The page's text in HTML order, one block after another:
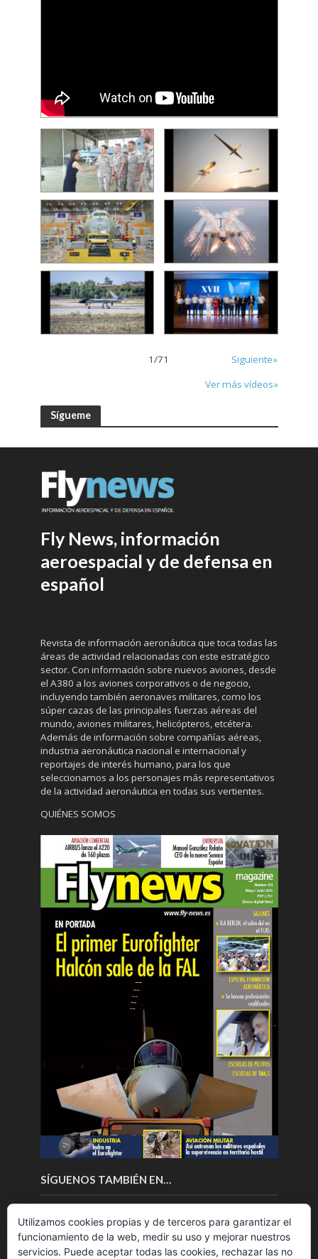
1/71
Siguiente»
Ver más vídeos»
Sígueme
Fly News, información
aeroespacial y de defensa en
español
Revista de información aeronáutica que toca todas las
áreas de actividad relacionadas con este estratégico
sector. Con información sobre nuevos aviones, desde
el A380 a los aviones corporativos o de negocio,
incluyendo también aeronaves militares, como los
súper cazas de las principales fuerzas aéreas del
mundo, aviones militares, helicópteros, etcétera.
Además de información sobre compañías aéreas,
industria aeronáutica nacional e internacional y
reportajes de interés humano, para los que
seleccionamos a los personajes más representativos
de la actividad aeronáutica en todas sus vertientes.
QUIÉNES SOMOS
SÍGUENOS TAMBIÉN EN…
Utilizamos cookies propias y de terceros para garantizar el
funcionamiento de la web, medir su uso y mejorar nuestros
servicios. Puede aceptar todas las cookies, rechazar las no